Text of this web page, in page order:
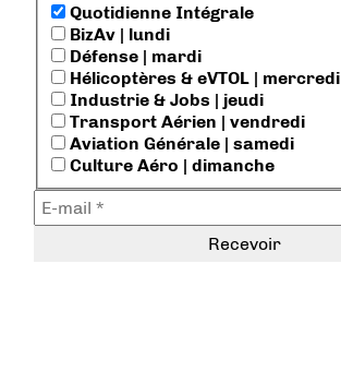
Quotidienne Intégrale
BizAv | lundi
Défense | mardi
Hélicoptères & eVTOL | mercredi
Industrie & Jobs | jeudi
Transport Aérien | vendredi
Aviation Générale | samedi
Culture Aéro | dimanche